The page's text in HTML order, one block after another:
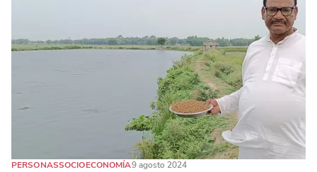
PERSONASSOCIOECONOMÍA9 agosto 2024